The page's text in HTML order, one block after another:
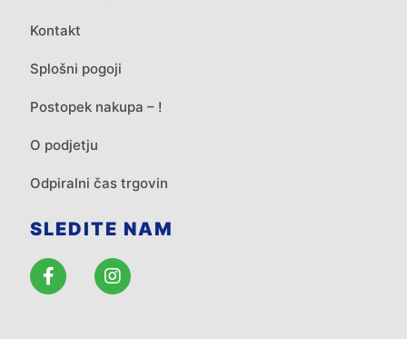
Kontakt
Splošni pogoji
Postopek nakupa – !
O podjetju
Odpiralni čas trgovin
SLEDITE NAM